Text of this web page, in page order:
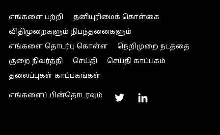
எங்களை பற்றி
தனியுரிமைக் கொள்கை
விதிமுறைகளும் நிபந்தனைகளும்
எங்களை தொடர்பு கொள்ள
நெறிமுறை நடத்தை
குறை நிவர்த்தி
செய்தி
செய்தி காப்பகம்
தலைப்புகள் காப்பகங்கள்
எங்களைப் பின்தொடரவும்